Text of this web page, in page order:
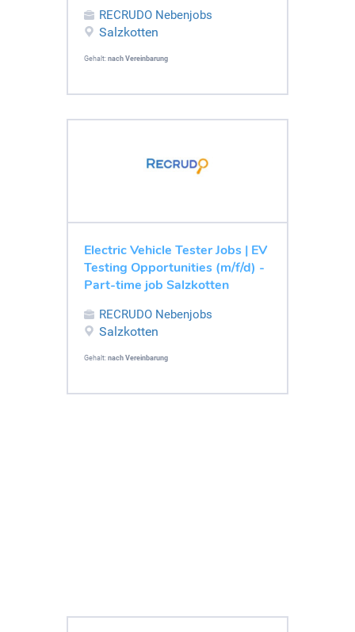
RECRUDO Nebenjobs
Salzkotten
Gehalt: nach Vereinbarung
Electric Vehicle Tester Jobs | EV
Testing Opportunities (m/f/d) -
Part-time job Salzkotten
RECRUDO Nebenjobs
Salzkotten
Gehalt: nach Vereinbarung